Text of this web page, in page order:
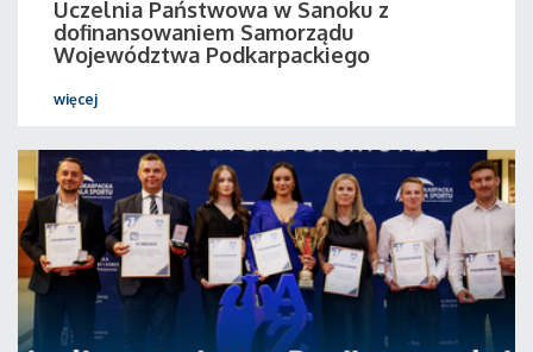
Uczelnia Państwowa w Sanoku z
dofinansowaniem Samorządu
Województwa Podkarpackiego
więcej